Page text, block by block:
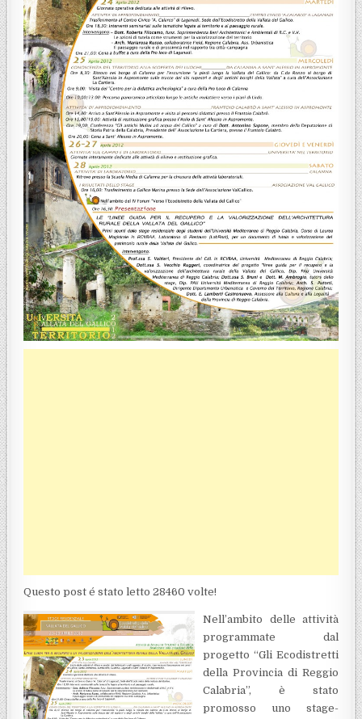
Questo post é stato letto 28460 volte!
Nell’ambito delle attività
programmate dal
progetto “Gli Ecodistretti
della Provincia di Reggio
Calabria”, è stato
promosso uno stage-